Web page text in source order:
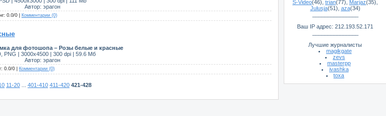
Автор: эрагон
0.0/0 | Комментарии (0)
для фотошопа – Розы белые и красные
PNG | 3000x4500 | 300 dpi | 59.6 Мб
Автор: эрагон
0.0/0 | Комментарии (0)
11-20 401-410 411-420 421-428
S-Video(46) trian(77) Marjaz(35)
Julusja(51) aza(34)
Ваш IP адрес: 212.193.52.171
Лучшие журналисты
magikgate
zevs
masterpp
ivashka
toxa